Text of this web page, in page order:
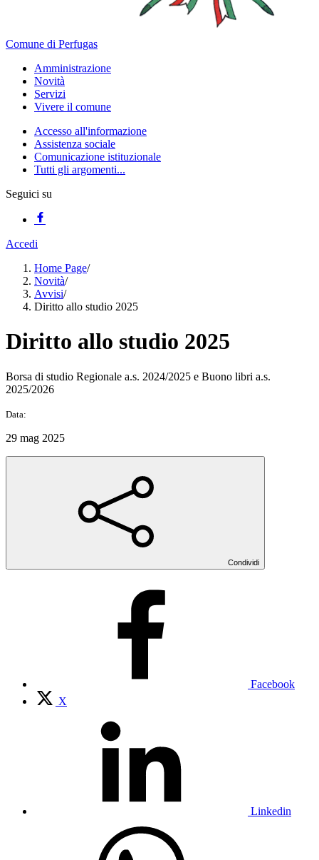
Comune di Perfugas
Amministrazione
Novità
Servizi
Vivere il comune
Accesso all'informazione
Assistenza sociale
Comunicazione istituzionale
Tutti gli argomenti...
Seguici su
Accedi
Home Page/
Novità/
Avvisi/
Diritto allo studio 2025
Diritto allo studio 2025
Borsa di studio Regionale a.s. 2024/2025 e Buono libri a.s.
2025/2026
Data:
29 mag 2025
Condividi
Facebook
X
Linkedin